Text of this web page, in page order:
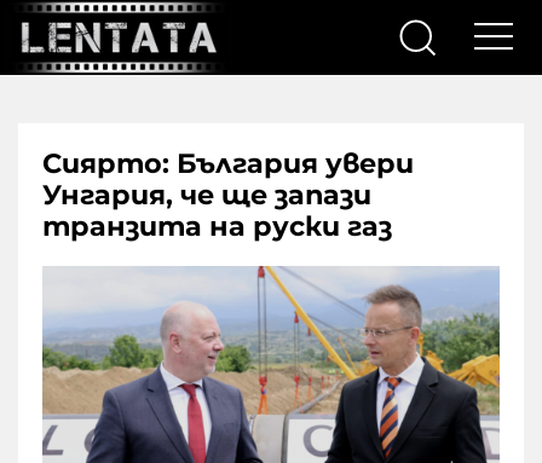
Сиярто: България увери
Унгария, че ще запази
транзита на руски газ